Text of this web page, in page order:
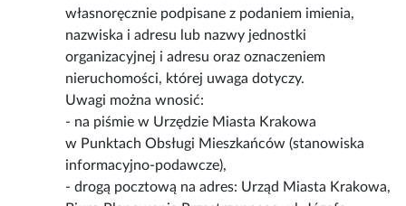
własnoręcznie podpisane z podaniem imienia,
nazwiska i adresu lub nazwy jednostki
organizacyjnej i adresu oraz oznaczeniem
nieruchomości, której uwaga dotyczy.
Uwagi można wnosić:
- na piśmie w Urzędzie Miasta Krakowa
w Punktach Obsługi Mieszkańców (stanowiska
informacyjno-podawcze),
- drogą pocztową na adres: Urząd Miasta Krakowa,